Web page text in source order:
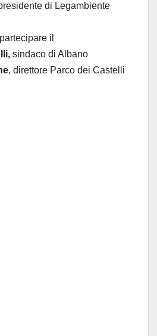
di Legambiente
il
sindaco di Albano
, direttore Parco dei Castelli